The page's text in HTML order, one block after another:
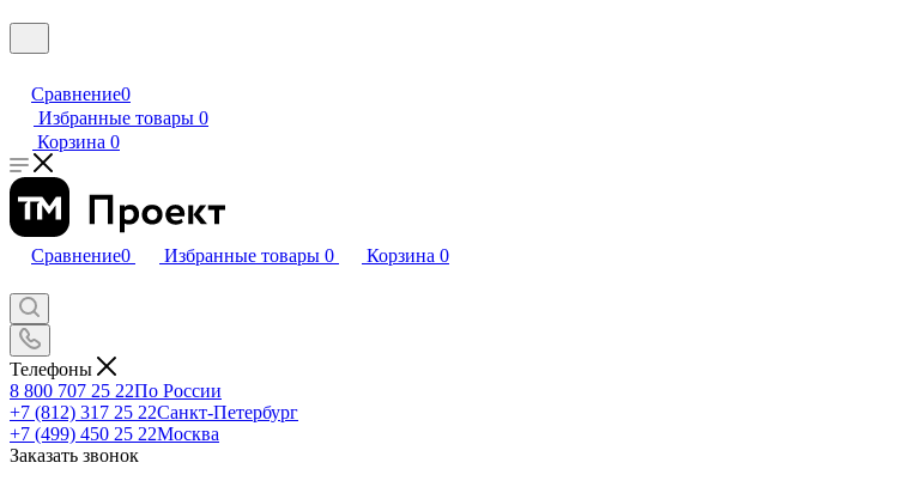
Сравнение0
Избранные товары 0
Корзина 0
Сравнение0 Избранные товары 0 Корзина 0
Телефоны
8 800 707 25 22По России
+7 (812) 317 25 22Санкт-Петербург
+7 (499) 450 25 22Москва
Заказать звонок